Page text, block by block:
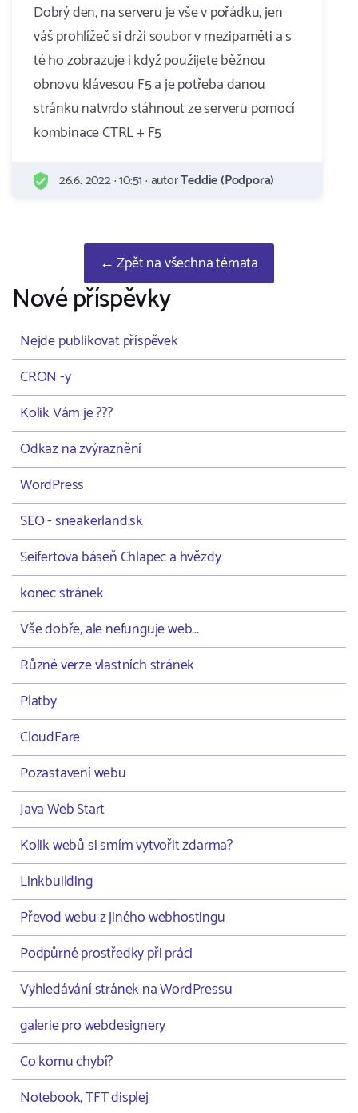
Dobrý den, na serveru je vše v pořádku, jen
váš prohlížeč si drží soubor v mezipaměti a s
té ho zobrazuje i když použijete běžnou
obnovu klávesou F5 a je potřeba danou
stránku natvrdo stáhnout ze serveru pomocí
kombinace CTRL + F5
26.6. 2022 · 10:51 · autorTeddie (Podpora)
← Zpět na všechna témata
Nové příspěvky
Nejde publikovat příspěvek
CRON -y
Kolik Vám je ???
Odkaz na zvýraznění
WordPress
SEO - sneakerland.sk
Seifertova báseň Chlapec a hvězdy
konec stránek
Vše dobře, ale nefunguje web...
Různé verze vlastních stránek
Platby
CloudFare
Pozastavení webu
Java Web Start
Kolik webů si smím vytvořit zdarma?
Linkbuilding
Převod webu z jiného webhostingu
Podpůrné prostředky při práci
Vyhledávání stránek na WordPressu
galerie pro webdesignery
Co komu chybí?
Notebook, TFT displej